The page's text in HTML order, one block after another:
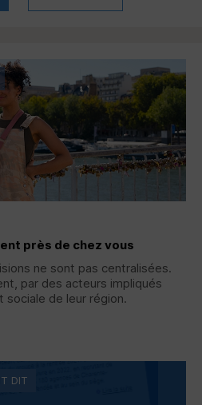
près de chez vous
ne sont pas centralisées.
par des acteurs impliqués
sociale de leur région.
DIT